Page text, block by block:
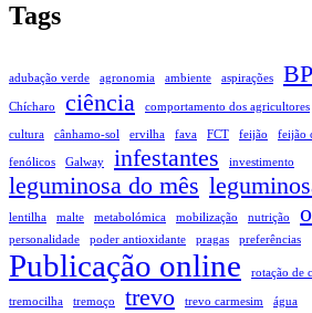
Tags
adubação verde agronomia ambiente aspirações
Chícharo ciência comportamento dos agricultores
cultura cânhamo-sol ervilha fava FCT feijão feijão
fenólicos Galway infestantes investimento
leguminosa do mês
lentilha malte metabolómica mobilização nutrição
personalidade
poder antioxidante pragas preferências
Publicação online rotação de
tremocilha tremoço trevo trevo carmesim água